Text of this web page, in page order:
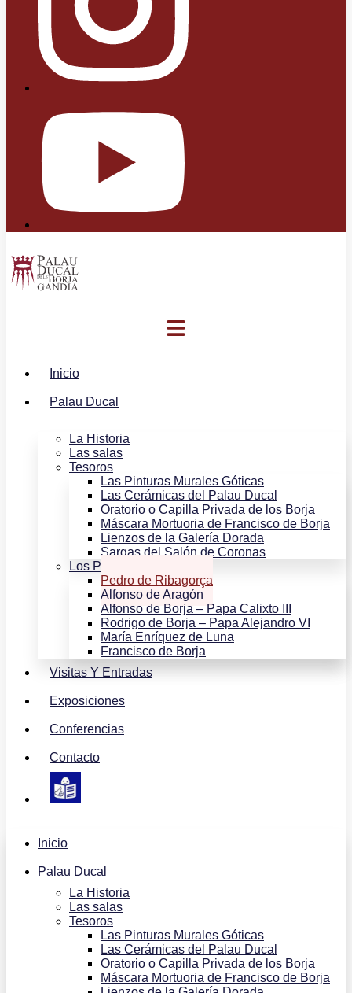
Inicio
Palau Ducal
La Historia
Las salas
Tesoros
Las Pinturas Murales Góticas
Las Cerámicas del Palau Ducal
Oratorio o Capilla Privada de los Borja
Máscara Mortuoria de Francisco de Borja
Lienzos de la Galería Dorada
Sargas del Salón de Coronas
Los Personajes
Pedro de Ribagorça
Alfonso de Aragón
Alfonso de Borja – Papa Calixto III
Rodrigo de Borja – Papa Alejandro VI
María Enríquez de Luna
Francisco de Borja
Visitas Y Entradas
Exposiciones
Conferencias
Contacto
Inicio
Palau Ducal
La Historia
Las salas
Tesoros
Las Pinturas Murales Góticas
Las Cerámicas del Palau Ducal
Oratorio o Capilla Privada de los Borja
Máscara Mortuoria de Francisco de Borja